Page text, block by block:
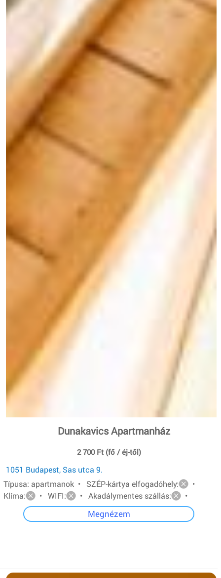
Dunakavics Apartmanház
2 700 Ft (fő / éj-től)
1051 Budapest, Sas utca 9.
Típusa: apartmanok • SZÉP-kártya elfogadóhely:
•
Klíma:
• WIFI: • Akadálymentes szállás: •
Megnézem